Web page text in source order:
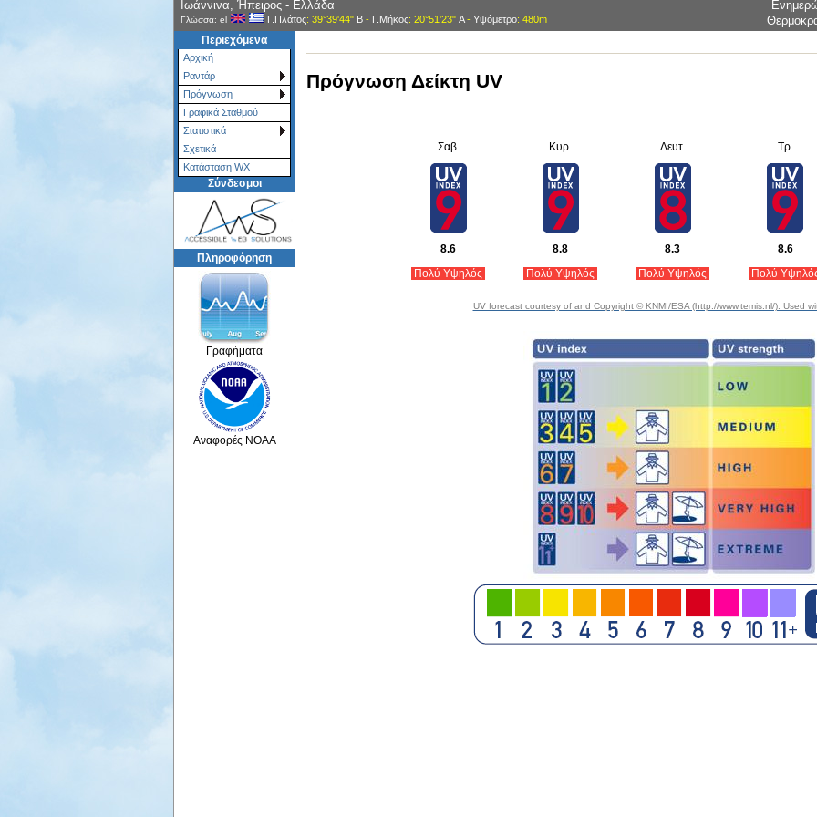
Ιωάννινα, Ήπειρος - Ελλάδα
Γλώσσα: el Γ.Πλάτος: 39°39'44" Β- Γ.Μήκος: 20°51'23" Α- Υψόμετρο: 480m
Περιεχόμενα
Αρχική
Ραντάρ
Πρόγνωση
Γραφικά Σταθμού
Στατιστικά
Σχετικά
Κατάσταση WX
Σύνδεσμοι
Πληροφόρηση
Γραφήματα
Αναφορές NOAA
Πρόγνωση Δείκτη UV
Σαβ. Κυρ. Δευτ. Τρ.
8.6 8.8 8.3
8.6
Πολύ Υψηλός
Πολύ Υψηλός Πολύ Υψηλός Πολύ
UV forecast courtesy of and Copyright © KNMI/ESA (http://www.temis.nl/). Used